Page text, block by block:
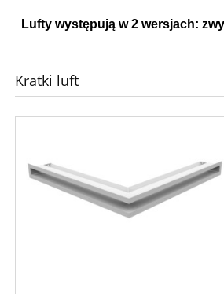
Lufty występują w 2 wersjach:
Kratki luft